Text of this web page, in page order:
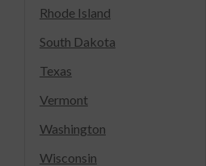
Rhode Island
South Dakota
Texas
Vermont
Washington
Wisconsin